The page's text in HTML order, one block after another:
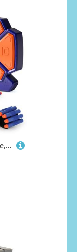
Lehoo Castle Nerf Zielscheibe, Elektronische Zielscheibe für Nerf Pistole, Digitale Zielscheibe mit Licht Sound Effekte, mit 1 Spielzeug Pistole, 20 Schaumstoff Munition, 2 Handgelenkbänder（Blau）